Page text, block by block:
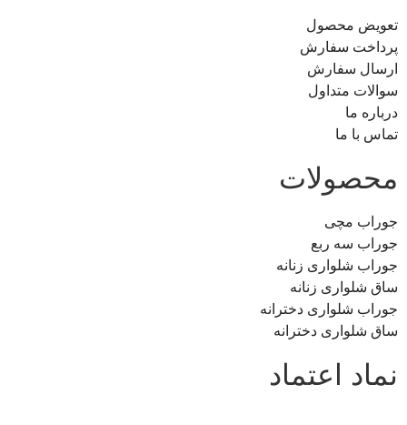
تعویض محصول
پرداخت سفارش
ارسال سفارش
سوالات متداول
درباره ما
تماس با ما
محصولات
جوراب مچی
جوراب سه ربع
جوراب شلواری زنانه
ساق شلواری زنانه
جوراب شلواری دخترانه
ساق شلواری دخترانه
نماد اعتماد